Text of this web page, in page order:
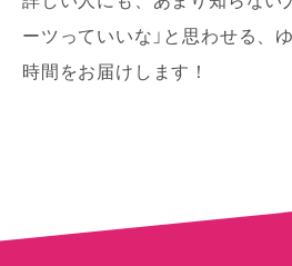
ーツっていいな」と思わせる、
時間をお届けします！